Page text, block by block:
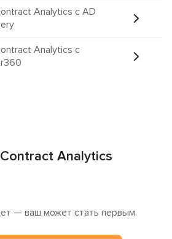
Analytics с AD
Analytics с
Analytics
— ваш может стать первым.